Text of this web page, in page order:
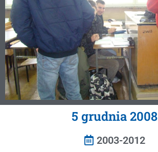
5 grudnia 2008
2003-2012